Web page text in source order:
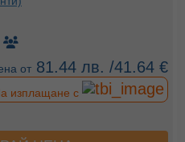
от 81.44 лв. /41.64 €
изплащане с